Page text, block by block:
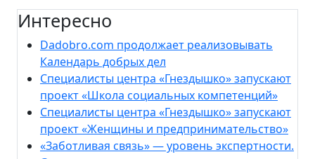
Интересно
Dadobro.com продолжает реализовывать
Календарь добрых дел
Специалисты центра «Гнездышко» запускают
проект «Школа социальных компетенций»
Специалисты центра «Гнездышко» запускают
проект «Женщины и предпринимательство»
«Заботливая связь» — уровень экспертности.